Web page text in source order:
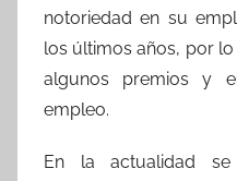
notoriedad en su
los últimos años, por
algunos premios y
empleo.
En la actualidad se